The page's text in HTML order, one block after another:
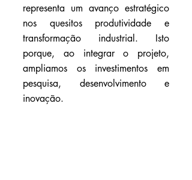
representa um avanço estratégico
nos quesitos produtividade e
transformação industrial. Isto
porque, ao integrar o projeto,
ampliamos os investimentos em
pesquisa, desenvolvimento e
inovação.